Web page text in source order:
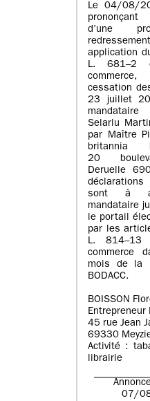
Le 04/08/
d’une
application
L. 681–2
cessation
23 juillet
Selarlu
par Maître
britannia
20
Deruelle
sont à
mandataire
le portail
par les
L.
commerce
mois de la
BODACC.
BOISSON
Entrepreneur
45 rue Jean
69330
Activité :
librairie
07/